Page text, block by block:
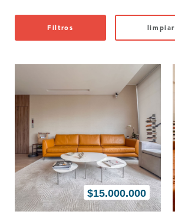
Filtros limpiar
$15.000.000